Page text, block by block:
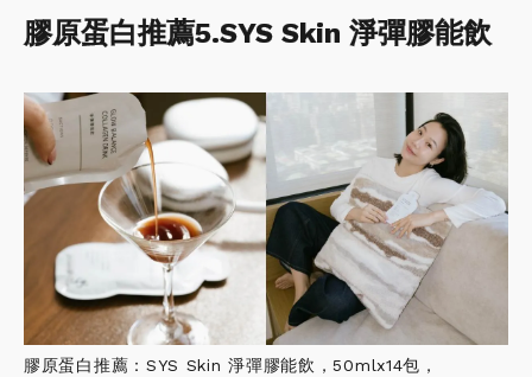
膠原蛋白推薦5.SYS Skin 淨彈膠能飲
膠原蛋白推薦：SYS Skin 淨彈膠能飲，50mlx14包，